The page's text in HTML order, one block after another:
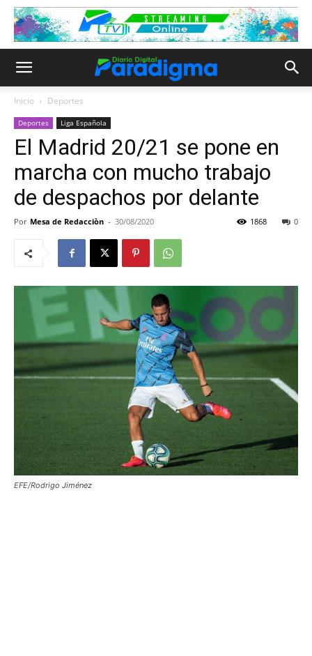
Inicio Deportes
Deportes Liga Española
El Madrid 20/21 se pone en
marcha con mucho trabajo
de despachos por delante
Por Mesa de Redacciòn - 30/08/2020 0
1868
EFE/Rodrigo Jiménez